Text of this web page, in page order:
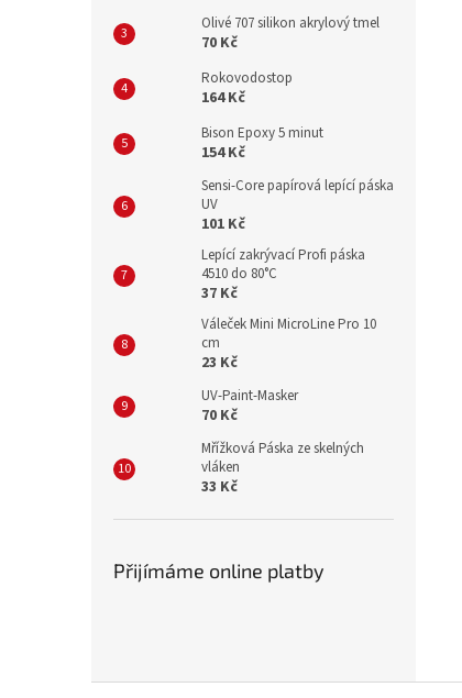
Olivé 707 silikon akrylový tmel
70 Kč
Rokovodostop
164 Kč
Bison Epoxy 5 minut
154 Kč
Sensi-Core papírová lepící páska
UV
101 Kč
Lepící zakrývací Profi páska
4510 do 80°C
37 Kč
Váleček Mini MicroLine Pro 10
cm
23 Kč
UV-Paint-Masker
70 Kč
Mřížková Páska ze skelných
vláken
33 Kč
Přijímáme online platby